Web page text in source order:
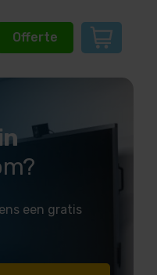
Offerte
een gratis